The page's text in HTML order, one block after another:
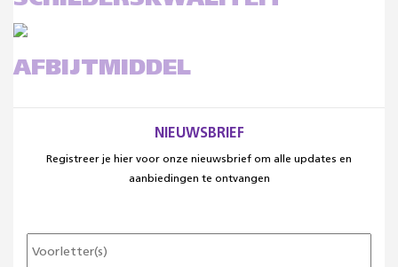
AFBIJTMIDDEL
NIEUWSBRIEF
Registreer je hier voor onze nieuwsbrief om alle updates en
aanbiedingen te ontvangen